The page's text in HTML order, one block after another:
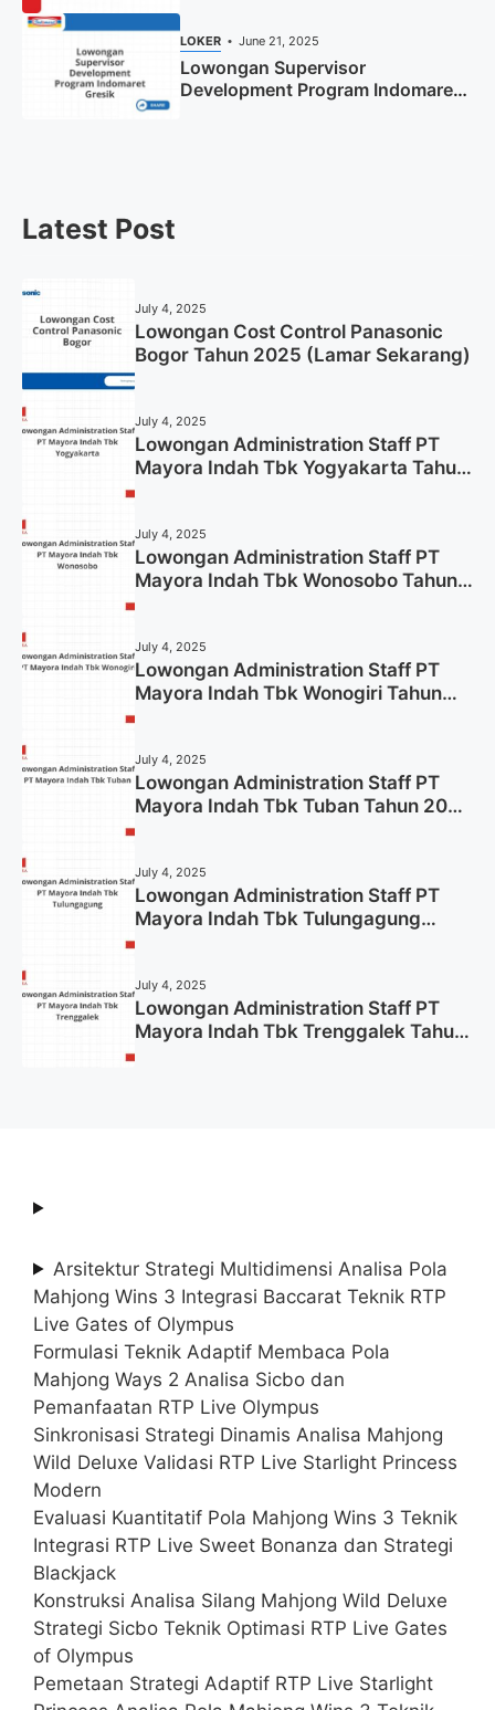
LOKER June 21, 2025
Lowongan Supervisor
Development Program Indomaret
Latest Post
July 4, 2025
Lowongan Cost Control Panasonic
Bogor Tahun 2025 (Lamar Sekarang)
July 4, 2025
Lowongan Administration Staff PT
Mayora Indah Tbk Yogyakarta Tahun
July 4, 2025
Lowongan Administration Staff PT
Mayora Indah Tbk Wonosobo Tahun
July 4, 2025
Lowongan Administration Staff PT
Mayora Indah Tbk Wonogiri Tahun
July 4, 2025
Lowongan Administration Staff PT
Mayora Indah Tbk Tuban Tahun 2025
July 4, 2025
Lowongan Administration Staff PT
Mayora Indah Tbk Tulungagung
July 4, 2025
Lowongan Administration Staff PT
Mayora Indah Tbk Trenggalek Tahun
Arsitektur Strategi Multidimensi Analisa Pola
Mahjong Wins 3 Integrasi Baccarat Teknik RTP
Live Gates of Olympus
Formulasi Teknik Adaptif Membaca Pola
Mahjong Ways 2 Analisa Sicbo dan
Pemanfaatan RTP Live Olympus
Sinkronisasi Strategi Dinamis Analisa Mahjong
Wild Deluxe Validasi RTP Live Starlight Princess
Modern
Evaluasi Kuantitatif Pola Mahjong Wins 3 Teknik
Integrasi RTP Live Sweet Bonanza dan Strategi
Blackjack
Konstruksi Analisa Silang Mahjong Wild Deluxe
Strategi Sicbo Teknik Optimasi RTP Live Gates
of Olympus
Pemetaan Strategi Adaptif RTP Live Starlight